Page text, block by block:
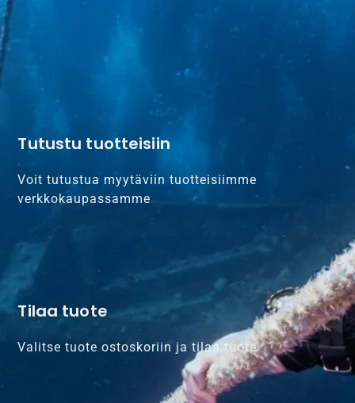
Tutustu tuotteisiin
Voit tutustua myytäviin tuotteisiimme
verkkokaupassamme
Tilaa tuote
Valitse tuote ostoskoriin ja tilaa tuote